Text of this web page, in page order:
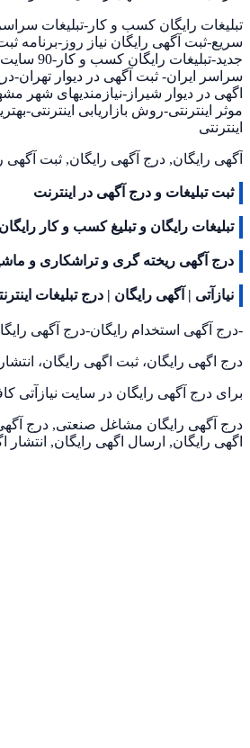
اجتماعی
تبلیغات رایگان کسب و کار-تبلیغات
سریع-ثبت آگهی رایگان نیاز روز-
جدید-
سراسر ایران- ثبت آگهی در دیوار تهران-
اگهی در دیوار شیراز-نیازمندیهای شهر
موثر اینترنتی-روش بازاریابی اینترنتی-
اینترنتی
آگهی رایگان, درج آگهی رایگان, ثبت آگهی
ثبت تبلیغات و درج آگهی در اینترنت
تبلیغات رایگان و تبلیغ کسب و کار رایگان
درج آگهی ریخته گری و تراشکاری و
نیازآتی | آگهی رایگان | درج تبلیغات
-درج آگهی استخدام رایگان-درج آگهی
درج اگهی رایگان، ثبت اگهی رایگان،
برای درج آگهی رایگان در سایت
درج آگهی رایگان مشاغل صنعتی, درج
اگهی رایگان, ارسال اگهی رایگان,